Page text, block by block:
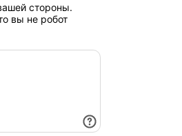
стороны.
вы не робот